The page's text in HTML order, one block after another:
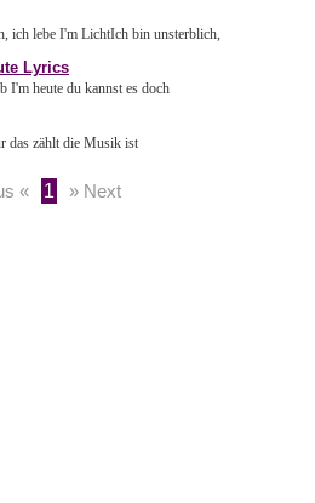
ich lebe I'm LichtIch bin unsterblich,
Lyrics
I'm heute du kannst es doch
das zählt die Musik ist
« 1 » Next